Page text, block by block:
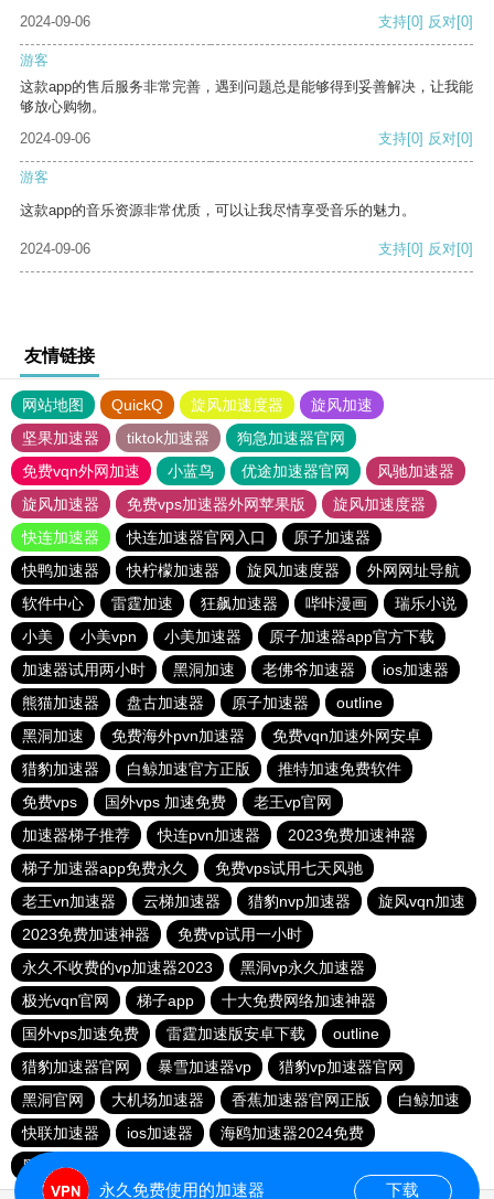
2024-09-06
支持[0] 反对[0]
游客
这款app的售后服务非常完善，遇到问题总是能够得到妥善解决，让我能
够放心购物。
2024-09-06
支持[0] 反对[0]
游客
这款app的音乐资源非常优质，可以让我尽情享受音乐的魅力。
2024-09-06 支持[0] 反对[0]
友情链接
网站地图 QuickQ 旋风加速度器
旋风加速
坚果加速器
tiktok加速器
狗急加速器官网
免费vqn外网加速
小蓝鸟 优途加速器官网
风驰加速器
旋风加速器
免费vps加速器外网苹果版
旋风加速度器
快连加速器
快连加速器官网入口
原子加速器
快鸭加速器
快柠檬加速器 旋风加速度器
外网网址导航
软件中心
雷霆加速 狂飙加速器 哔咔漫画
瑞乐小说
小美
小美vpn 小美加速器
原子加速器app官方下载
加速器试用两小时
黑洞加速 老佛爷加速器
ios加速器
熊猫加速器
盘古加速器 原子加速器
outline
黑洞加速
免费海外pvn加速器
免费vqn加速外网安卓
猎豹加速器
白鲸加速官方正版
推特加速免费软件
免费vps
国外vps 加速免费
老王vp官网
加速器梯子推荐
快连pvn加速器
2023免费加速神器
梯子加速器app免费永久
免费vps试用七天风驰
老王vn加速器
云梯加速器 猎豹nvp加速器
旋风vqn加速
2023免费加速神器
免费vp试用一小时
永久不收费的vp加速器2023
黑洞vp永久加速器
极光vqn官网
梯子app
十大免费网络加速神器
国外vps加速免费
雷霆加速版安卓下载
outline
猎豹加速器官网
暴雪加速器vp
猎豹vp加速器官网
黑洞官网
大机场加速器 香蕉加速器官网正版
白鲸加速
快联加速器
ios加速器
海鸥加速器2024免费
黑洞加速npv官网下载
永久免费使用的加速器 下载